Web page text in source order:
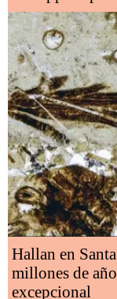
Hallan en
millones de
excepcional